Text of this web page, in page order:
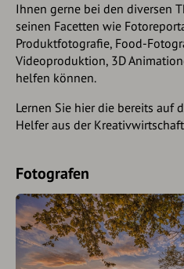
Ihnen gerne bei den diversen
seinen Facetten wie
Produktfotografie, Food-
Videoproduktion, 3D
helfen können.
Lernen Sie hier die bereits auf
Helfer aus der
Fotografen